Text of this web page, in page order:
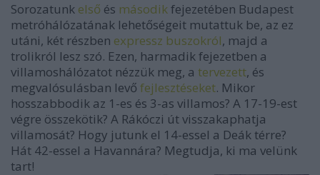
Sorozatunk első és másodikfejezetében Budapest
metróhálózatának lehetőségeit mutattuk be, az ez
utáni, két részben expressz buszokról, majd a
trolikról lesz szó. Ezen, harmadik fejezetben a
villamoshálózatot nézzük meg, a tervezett, és
megvalósulásban levő fejlesztéseket. Mikor
hosszabbodik az 1-es és 3-as villamos? A 17-19-est
végre összekötik? A Rákóczi út visszakaphatja
villamosát? Hogy jutunk el 14-essel a Deák térre?
Hát 42-essel a Havannára? Megtudja, ki ma velünk
tart!